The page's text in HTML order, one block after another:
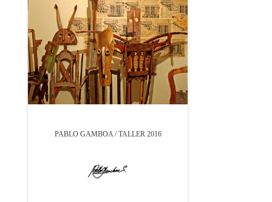
PABLO GAMBOA / TALLER 2016